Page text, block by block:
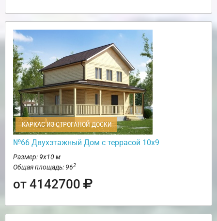
КАРКАС ИЗ СТРОГАНОЙ ДОСКИ
№66 Двухэтажный Дом с террасой 10х9
Размер: 9х10 м
Общая площадь: 962
от 4142700